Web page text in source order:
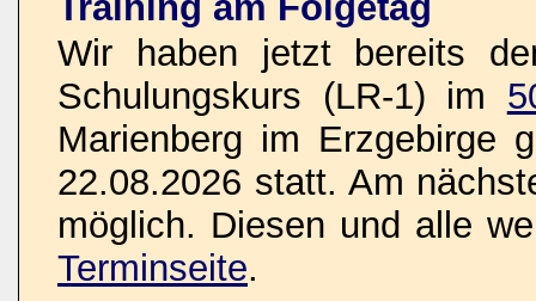
Wir haben jetzt bereits
Schulungskurs (LR-1) im
Marienberg im Erzgebirge
22.08.2026 statt. Am
möglich. Diesen und alle
Terminseite.